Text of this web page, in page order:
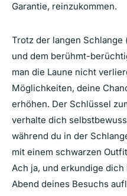
Garantie, reinzukommen.
Trotz der langen Schlange
und dem berühmt-
man die Laune nicht
Möglichkeiten, deine
erhöhen. Der Schlüssel
verhalte dich
während du in der
mit einem schwarzen
Ach ja, und erkundige
Abend deines Besuchs